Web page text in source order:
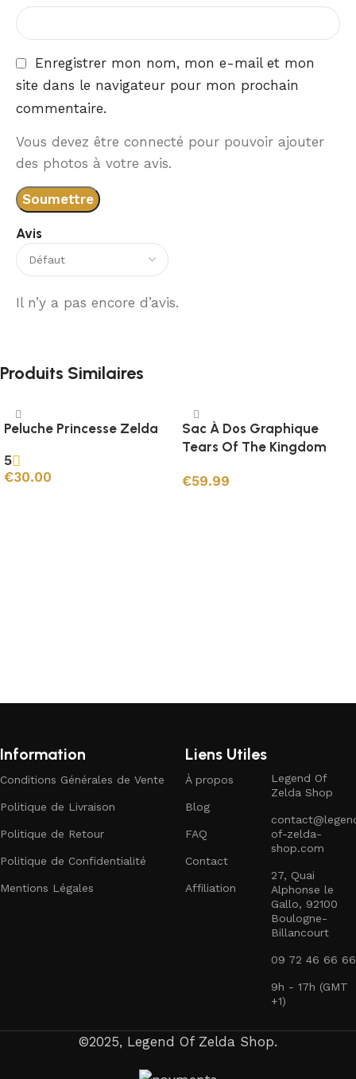
Avis
Il n’y a pas encore d’avis.
Enregistrer mon nom, mon e-mail et mon
site dans le navigateur pour mon prochain
commentaire.
Vous devez être connecté pour pouvoir ajouter
des photos à votre avis.
Produits Similaires
Peluche Princesse Zelda
5
€30.00
Sac À Dos Graphique
Tears Of The Kingdom
€59.99
Information
Conditions Générales de Vente
Politique de Livraison
Politique de Retour
Politique de Confidentialité
Mentions Légales
Liens Utiles
À propos
Blog
FAQ
Contact
Affiliation
Legend Of
Zelda Shop
of-zelda-
shop.com
27, Quai
Alphonse le
Gallo, 92100
Boulogne-
Billancourt
09 72 46 66 66
9h - 17h (GMT
+1)
©2025, Legend Of Zelda Shop.